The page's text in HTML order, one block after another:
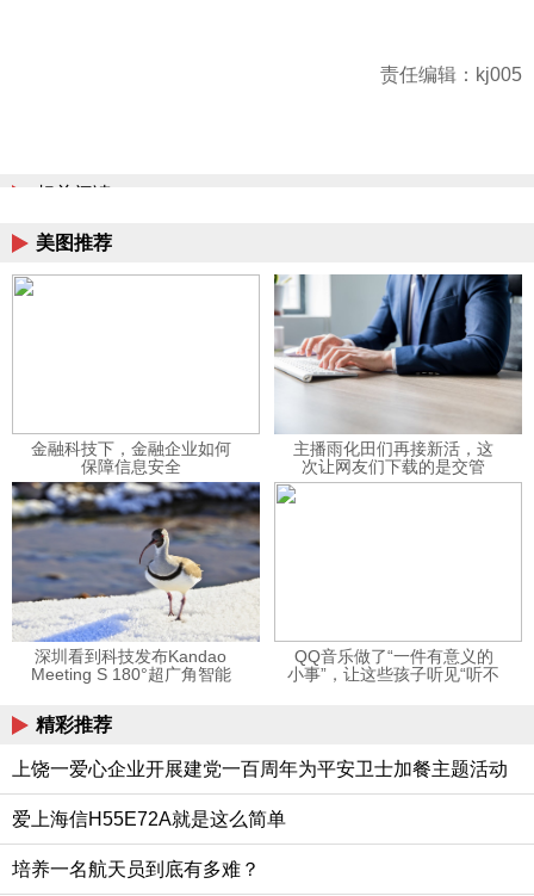
责任编辑：kj005
相关阅读
美图推荐
金融科技下，金融企业如何
保障信息安全
主播雨化田们再接新活，这
次让网友们下载的是交管
12123APP
深圳看到科技发布Kandao
Meeting S 180°超广角智能
QQ音乐做了“一件有意义的
小事”，让这些孩子听见“听不
精彩推荐
上饶一爱心企业开展建党一百周年为平安卫士加餐主题活动
爱上海信H55E72A就是这么简单
培养一名航天员到底有多难？